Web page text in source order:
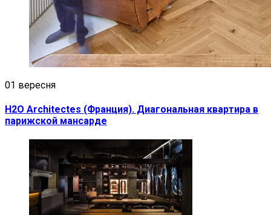
01 вересня
H2O Architectes (Франция). Диагональная квартира в
парижской мансарде